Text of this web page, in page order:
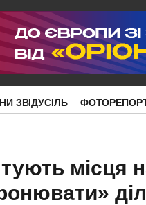
ЗВІДУСІЛЬ
місця